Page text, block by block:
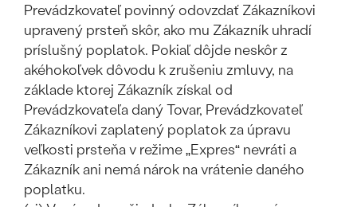
Prevádzkovateľ povinný odovzdať Zákazníkovi
upravený prsteň skôr, ako mu Zákazník uhradí
príslušný poplatok. Pokiaľ dôjde neskôr z
akéhokoľvek dôvodu k zrušeniu zmluvy, na
základe ktorej Zákazník získal od
Prevádzkovateľa daný Tovar, Prevádzkovateľ
Zákazníkovi zaplatený poplatok za úpravu
veľkosti prsteňa v režime „Expres“ nevráti a
Zákazník ani nemá nárok na vrátenie daného
poplatku.